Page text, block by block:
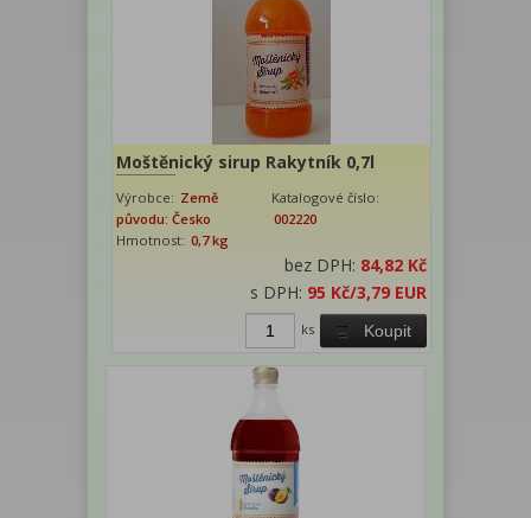
Moštěnický sirup Rakytník 0,7l
Výrobce: Země
původu: Česko
Katalogové číslo:
002220
Hmotnost: 0,7 kg
bez DPH: 84,82 Kč
s DPH: 95 Kč/3,79 EUR
Koupit
ks